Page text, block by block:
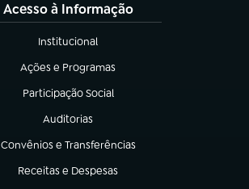
Acesso à Informação
Institucional
(abre em nova aba)
Ações e Programas
(abre em nova aba)
Participação Social
(abre em nova aba)
Auditorias
(abre em nova aba)
Convênios e Transferências
(abre em nova aba)
Receitas e Despesas
(abre em nova aba)